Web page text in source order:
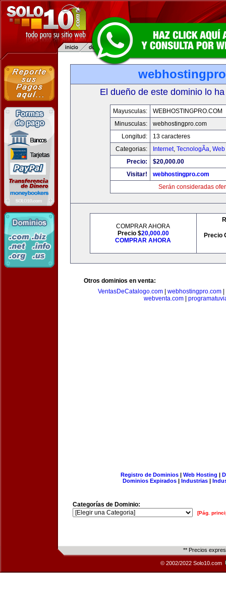
El dueño de este dominio lo
Mayusculas:
WEBHOSTINGPRO.COM
Minusculas:
webhostingpro.com
Longitud:
13 caracteres
Categorias:
Internet, TecnologÃ­a,
Precio:
$20,000.00
Visitar!
webhostingpro.com
Serán consideradas
COMPRAR AHORA
Precio $20,000.00
COMPRAR AHORA
Precio
Otros dominios en venta:
VentasDeCatalogo.com| webhostingpro.com|
webventa.com|
Registro de Dominios| Web Hosting |
Dominios Expirados | Industrias |
Categorías de Dominio:
[Pág.
** Precios
© 2002/2022 Solo10.com